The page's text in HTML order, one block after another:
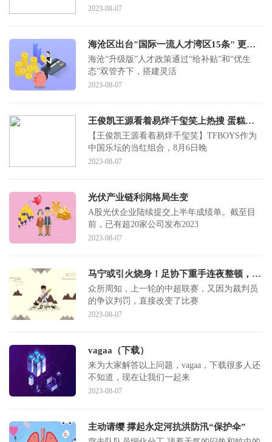
2023-08-07
海沧区出台"国际一流人才湾区15条" 更大力度更实举措招才引智
海沧“升级版”人才政策通过“给补贴”和“优生
态”双管齐下，搭建灵活
2023-08-07
王俊凯王源看着易烊千玺笑上热搜 蛋糕塌了现场仍十分欢乐
【王俊凯王源看着易烊千玺笑】TFBOYS作为
中国乐坛的当红组合，8月6日晚
2023-08-07
光伏产业链利润格局生变
A股光伏企业陆续提交上半年成绩单。截至目
前，已有超20家公司发布2023
2023-08-07
马宁或引火烧身！足协下重手连夜整顿，名记披露新进展，拍手叫好
众所周知，上一轮的中超联赛，又因为裁判员
的争议判罚，直接改变了比赛
2023-08-07
vagaa（下载）
来为大家解答以上问题，vagaa，下载很多人还
不知道，现在让我们一起来
2023-08-07
主动请缨 撑起永定河抗洪防汛“保护伞”